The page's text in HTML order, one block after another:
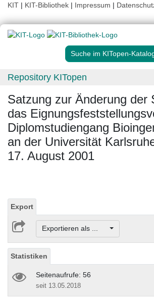
KIT | KIT-Bibliothek | Impressum |
Suche im KITopen-
Repository KITopen
Satzung zur Änderung der
das
Diplomstudiengang
an der Universität
17. August 2001
Export
Exportieren als ...
Statistiken
Seitenaufrufe: 56
seit 13.05.2018